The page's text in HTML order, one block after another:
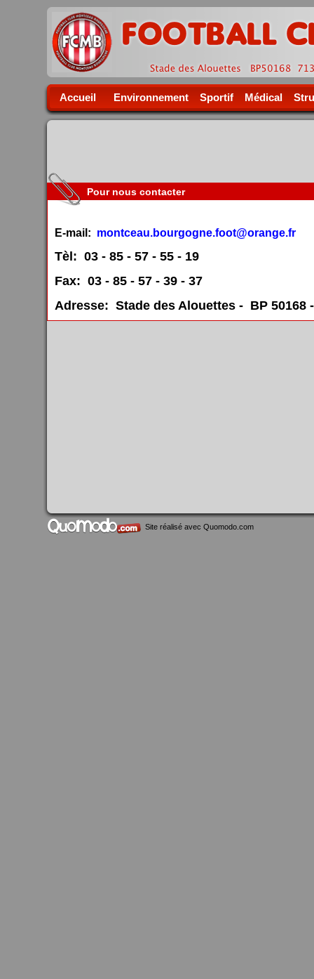
Accueil Environnement Sportif Médical
Pour nous contacter
E-mail: montceau.bourgogne.foot@orange.fr
Tèl: 03 - 85 - 57 - 55 - 19
Fax: 03 - 85 - 57 - 39 - 37
Adresse: Stade des Alouettes - BP 50168
Site réalisé avec Quomodo.com